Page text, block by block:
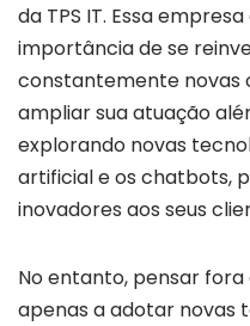
da TPS IT. Essa
importância de se
constantemente novas
ampliar sua atuação
explorando novas
artificial e os chatbots,
inovadores aos seus
No entanto, pensar
apenas a adotar novas